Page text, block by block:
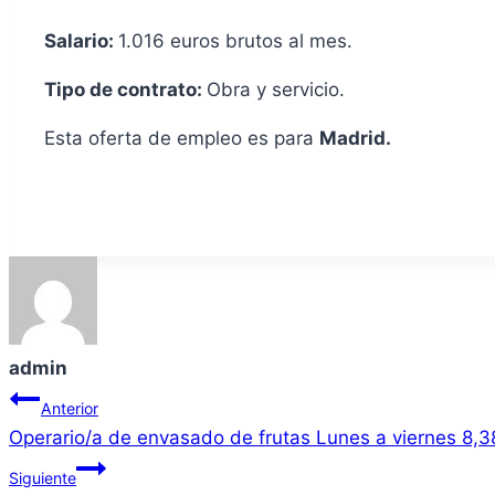
Salario: 1.016 euros brutos al mes.
Tipo de contrato: Obra y servicio.
Esta oferta de empleo es para Madrid.
admin
Navegación
de
Anterior
Operario/a de envasado de frutas Lunes a viernes
Siguiente